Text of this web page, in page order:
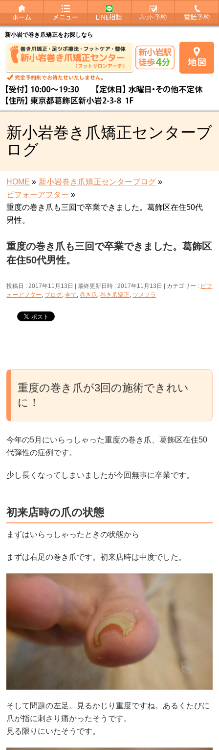
新小岩で巻き爪矯正をお探しなら
新小岩巻き爪矯正センターブ
ログ
HOME » 新小岩巻き爪矯正センターブログ »
ビフォーアフター »
重度の巻き爪も三回で卒業できました。葛飾区在住50代
男性。
重度の巻き爪も三回で卒業できました。葛飾区
在住50代男性。
投稿日 : 2017年11月13日 最終更新日時 : 2017年11月13日 カテゴリー : ビフ
ォーアフター, ブログ,全て,巻き爪,巻き爪矯正, ツメフラ
重度の巻き爪が3回の施術できれい
に！
今年の5月にいらっしゃった重度の巻き爪、葛飾区在住50
代弾性の症例です。
少し長くなってしまいましたが今回無事に卒業です。
初来店時の爪の状態
まずはいらっしゃったときの状態から
まずは右足の巻き爪です。初来店時は中度でした。
そして問題の左足。見るかじり重度ですね。あるくたびに
爪が指に刺さり痛かったそうです。
見る限りにいたそうです。